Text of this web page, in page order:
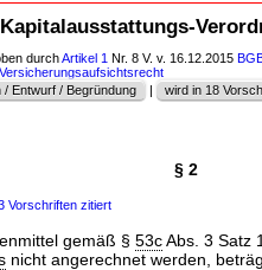
durchArtikel 1 Nr. 8 V. v. 16.12.2015
Versicherungsaufsichtsrecht
Entwurf / Begründung | wird in 18
§ 2
Vorschriften zitiert
gemäß § 53cAbs. 3 Satz
nicht angerechnet werden,